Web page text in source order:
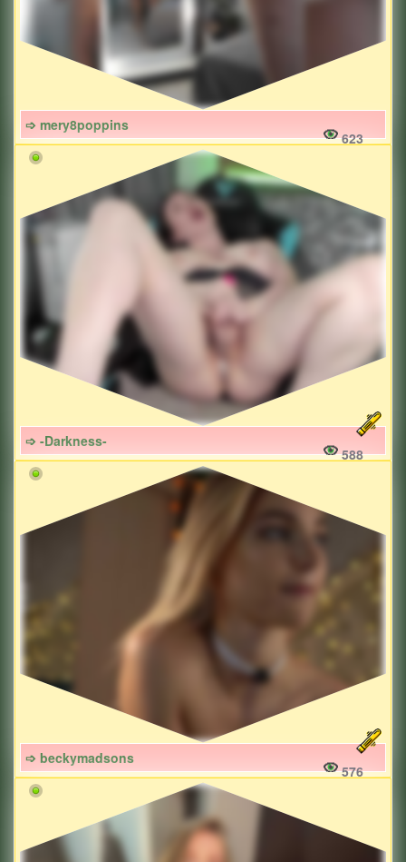
➩ mery8poppins
623
➩ -Darkness-
588
➩ beckymadsons
576